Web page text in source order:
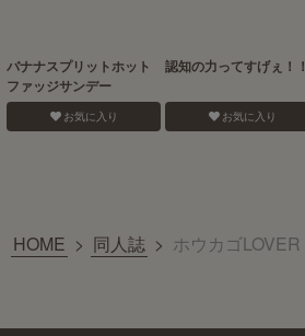
バナナスプリットホット
ファッジサンデー
お気に入り
認知の力ってすげぇ！！
お気に入り
HOME > 同人誌 > ホウカゴLOVER